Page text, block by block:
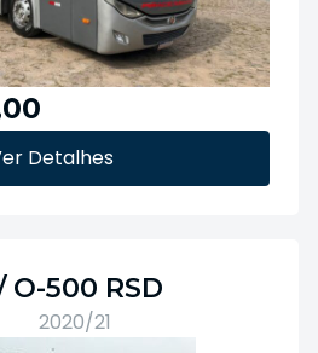
Detalhes
O-500 RSD
2020/21